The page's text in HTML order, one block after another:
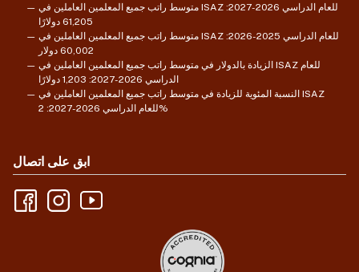
متوسط راتب جميع المعلمين العاملين في ISAZ للعام الدراسي 2026-2027:
61,205 دولارًا
متوسط راتب جميع المعلمين العاملين في ISAZ للعام الدراسي 2025-2026:
60,002 دولار
الزيادة بالدولار في متوسط راتب جميع المعلمين العاملين في ISAZ للعام
الدراسي 2026-2027: 1,203 دولارًا
النسبة المئوية للزيادة في متوسط راتب جميع المعلمين العاملين في ISAZ
للعام الدراسي 2026-2027: 2%
ابق على اتصال